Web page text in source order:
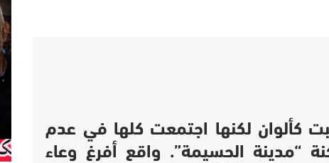
كألوان لكنها اجتمعت كلها في عدم
“مدينة الحسيمة”. واقع أفرغ وعاء